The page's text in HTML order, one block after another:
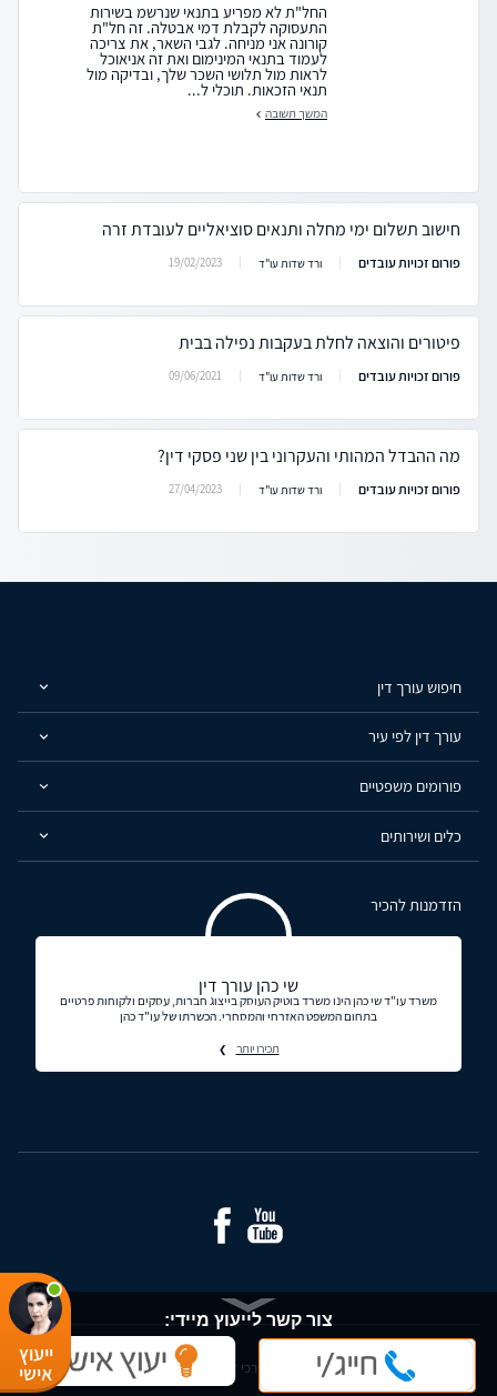
החל"ת לא מפריע בתנאי שנרשמ בשירות
התעסוקה לקבלת דמי אבטלה. זה חל"ת
קורונה אני מניחה. לגבי השאר, את צריכה
לעמוד בתנאי המינימום ואת זה אניאוכל
לראות מול תלושי השכר שלך, ובדיקה מול
תנאי הזכאות. תוכלי ל...
המשך תשובה
חישוב תשלום ימי מחלה ותנאים סוציאליים לעובדת זרה
פורום זכויות עובדים ורד שדות עו"ד 19/02/2023
פיטורים והוצאה לחלת בעקבות נפילה בבית
פורום זכויות עובדים ורד שדות עו"ד 09/06/2021
מה ההבדל המהותי והעקרוני בין שני פסקי דין?
פורום זכויות עובדים ורד שדות עו"ד 27/04/2023
ייעוץ
אישי
חיפוש עורך דין
עורך דין לפי עיר
פורומים משפטיים
כלים ושירותים
הזדמנות להכיר
שי כהן עורך דין
משרד עו"ד שי כהן הינו משרד בוטיק העוסק בייצוג חברות, עסקים ולקוחות פרטיים
בתחום המשפט האזרחי והמסחרי. הכשרתו של עו"ד כהן
תכירו יותר
© כל הזכויות שמורות - עורכי דין ומידע משפטי בישראל
צור קשר לייעוץ מיידי: